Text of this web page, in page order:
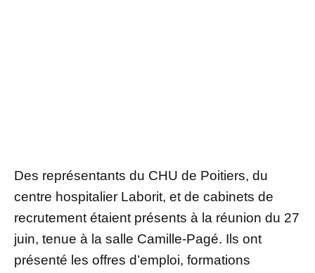
Des représentants du CHU de Poitiers, du
centre hospitalier Laborit, et de cabinets de
recrutement étaient présents à la réunion du 27
juin, tenue à la salle Camille-Pagé. Ils ont
présenté les offres d’emploi, formations